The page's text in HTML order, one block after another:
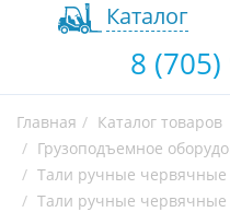
Каталог
8
Главная
Каталог товаров
Грузоподъемное
Тали ручные червячные
Тали ручные